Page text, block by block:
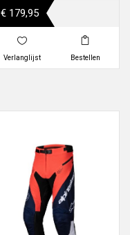
€ 179,95
Verlanglijst Bestellen